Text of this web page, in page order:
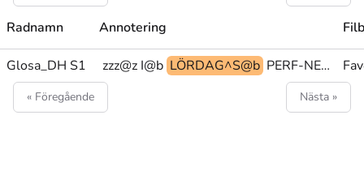
Radnamn Annotering
Glosa_DH S1SE zzz@z I@b LÖRDAG^S@b PERF-NEG SÄGA PEK@z
« Föregående Nästa »